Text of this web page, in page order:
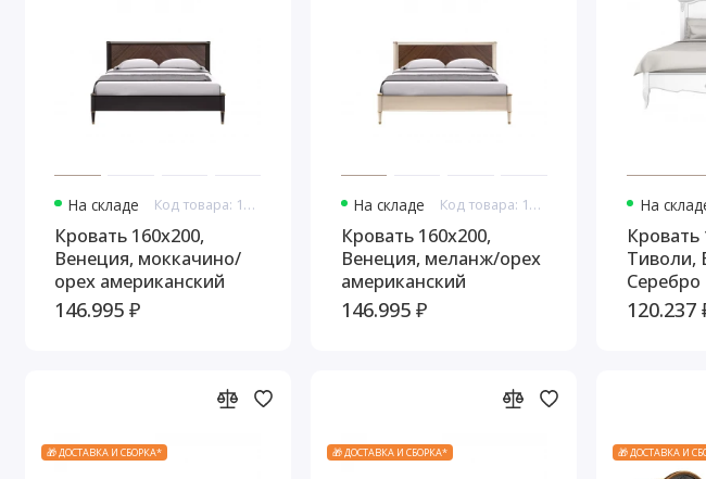
На складе Код товара: 10797
Кровать 160x200,
Венеция, моккачино/
орех американский
146.995 ₽
На складе Код товара: 10800
Кровать 160x200,
Венеция, меланж/орех
американский
146.995 ₽
На
Кровать
Тиволи,
Серебро
120.237
🎁 ДОСТАВКА И СБОРКА* 🎁 ДОСТАВКА И СБОРКА* 🎁 ДОСТАВКА И